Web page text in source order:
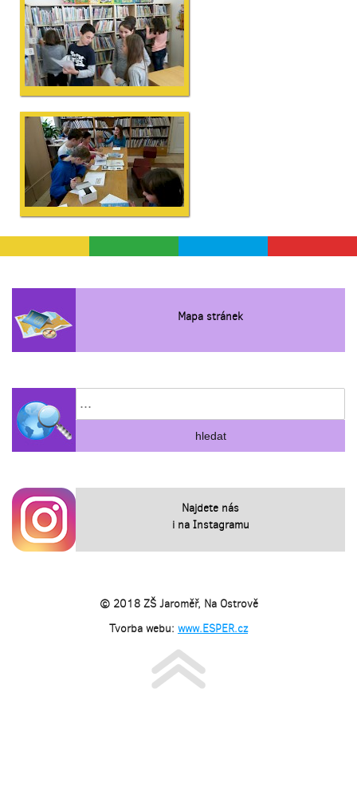
Mapa stránek
Najdete nás
i na Instagramu
© 2018 ZŠ Jaroměř, Na Ostrově
Tvorba webu: www.ESPER.cz